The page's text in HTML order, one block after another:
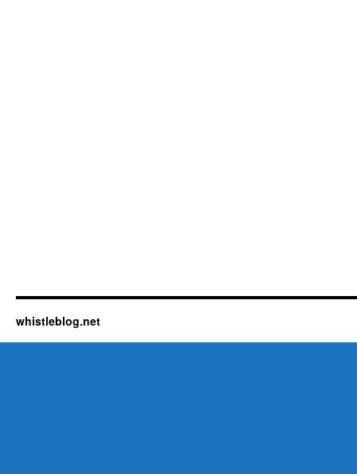
whistleblog.net